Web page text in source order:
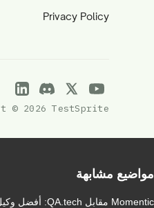
Privacy Policy
© 2026 TestSprite
مواضيع مشابهة
Momentic مقابل QA.tech: أفضل وكيل اختبار بالذكاء الاصطناعي لعام 2026